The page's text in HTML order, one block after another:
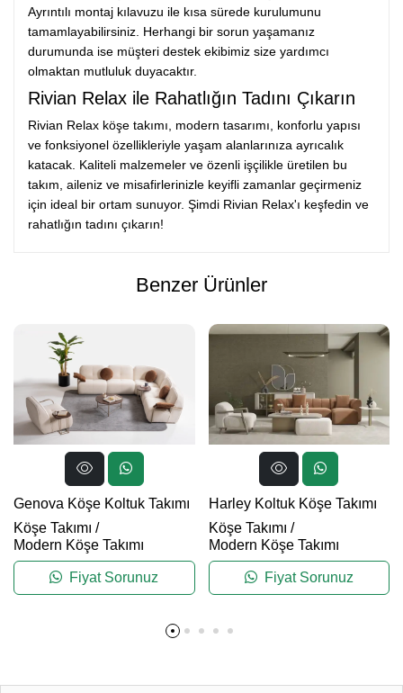
Ayrıntılı montaj kılavuzu ile kısa sürede kurulumunu
tamamlayabilirsiniz. Herhangi bir sorun yaşamanız
durumunda ise müşteri destek ekibimiz size yardımcı
olmaktan mutluluk duyacaktır.
Rivian Relax ile Rahatlığın Tadını Çıkarın
Rivian Relax köşe takımı, modern tasarımı, konforlu yapısı
ve fonksiyonel özellikleriyle yaşam alanlarınıza ayrıcalık
katacak. Kaliteli malzemeler ve özenli işçilikle üretilen bu
takım, aileniz ve misafirlerinizle keyifli zamanlar geçirmeniz
için ideal bir ortam sunuyor. Şimdi Rivian Relax'ı keşfedin ve
rahatlığın tadını çıkarın!
Benzer Ürünler
Genova Köşe Koltuk Takımı
Köşe Takımı /
Modern Köşe Takımı
Fiyat Sorunuz
Harley Koltuk Köşe Takımı
Köşe Takımı /
Modern Köşe Takımı
Fiyat Sorunuz